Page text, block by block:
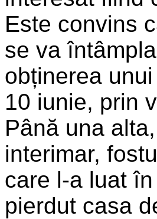
Este convins
se va
obținerea
10 iunie, prin
Până una
interimar,
care l-a luat
pierdut casa